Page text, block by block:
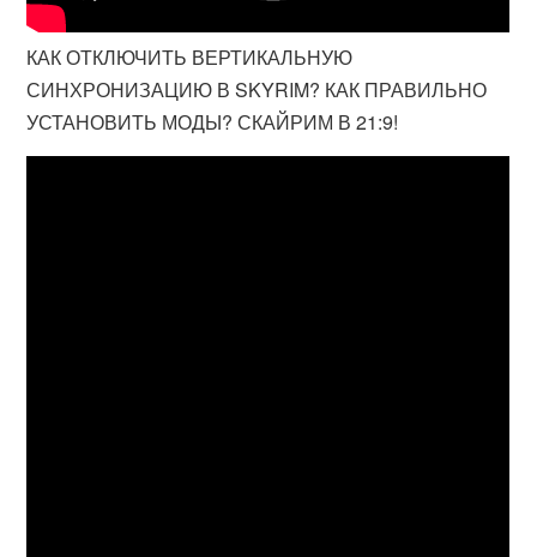
КАК ОТКЛЮЧИТЬ ВЕРТИКАЛЬНУЮ
СИНХРОНИЗАЦИЮ В SKYRIM? КАК ПРАВИЛЬНО
УСТАНОВИТЬ МОДЫ? СКАЙРИМ В 21:9!